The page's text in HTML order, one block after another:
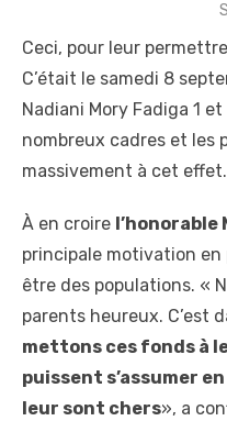
Ceci, pour leur
C’était le samedi 8
Nadiani Mory Fadiga 1
nombreux cadres et les
massivement à cet effet.
À en croire l’honorable
principale motivation en
être des populations. «
parents heureux. C’est
mettons ces fonds à
puissent s’assumer
leur sont chers», a